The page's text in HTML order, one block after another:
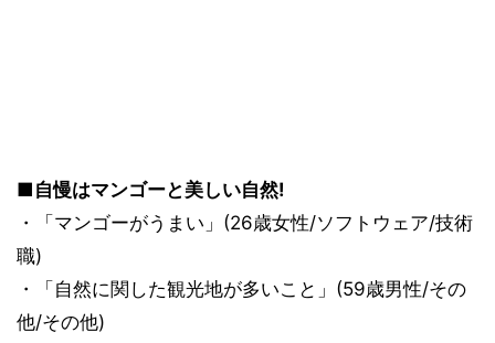
■自慢はマンゴーと美しい自然!
・「マンゴーがうまい」(26歳女性/ソフトウェア/技術
職)
・「自然に関した観光地が多いこと」(59歳男性/その
他/その他)